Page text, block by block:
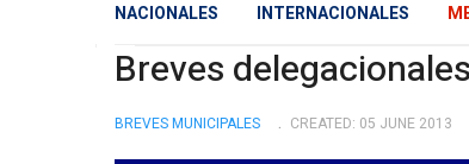
NACIONALES INTERNACIONALES
Breves
BREVES MUNICIPALES CREATED: 05 JUNE 2013